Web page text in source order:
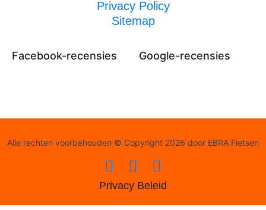
Privacy Policy
Sitemap
Facebook-recensies Google-recensies
Alle rechten voorbehouden © Copyright 2026 door EBRA Fietsen
Privacy Beleid